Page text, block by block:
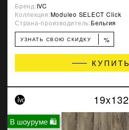
Бренд:IVC
Коллекция:Moduleo SELECT Click
Страна-производитель:Бельгия
УЗНАТЬ СВОЮ СКИДКУ %
КУПИТЬ
В шоуруме 🛍
19x132